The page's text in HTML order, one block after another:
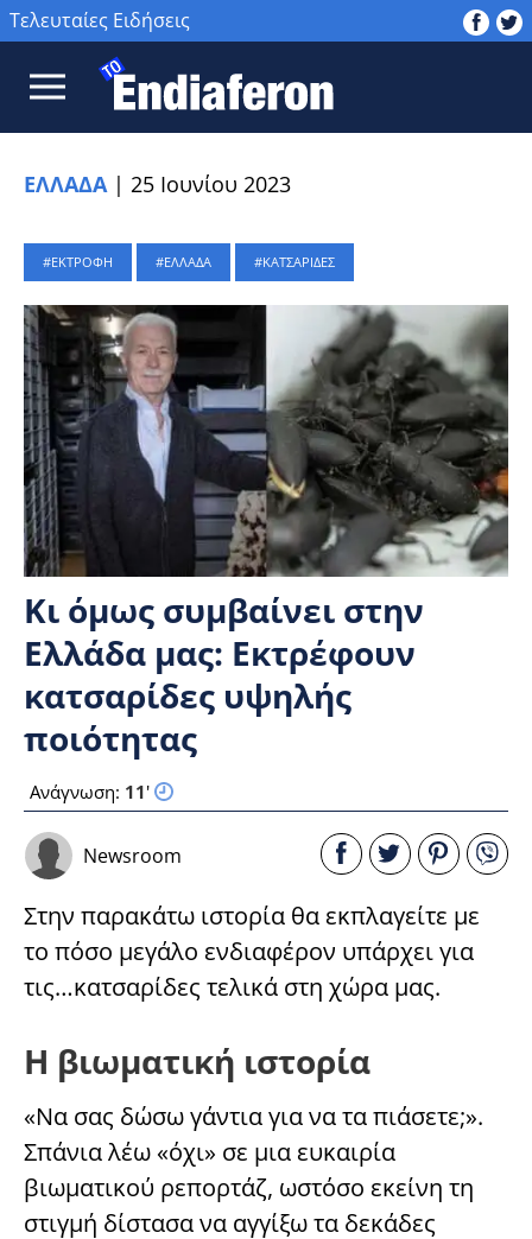
Τελευταίες Ειδήσεις
ΕΛΛΑΔΑ | 25 Ιουνίου 2023
ΕΚΤΡΟΦΗ ΕΛΛΑΔΑ ΚΑΤΣΑΡΙΔΕΣ
Κι όμως συμβαίνει στην
Ελλάδα μας: Εκτρέφουν
κατσαρίδες υψηλής
ποιότητας
Ανάγνωση: 11'
Newsroom
Στην παρακάτω ιστορία θα εκπλαγείτε με
το πόσο μεγάλο ενδιαφέρον υπάρχει για
τις…κατσαρίδες τελικά στη χώρα μας.
Η βιωματική ιστορία
«Να σας δώσω γάντια για να τα πιάσετε;».
Σπάνια λέω «όχι» σε μια ευκαιρία
βιωματικού ρεπορτάζ, ωστόσο εκείνη τη
στιγμή δίστασα να αγγίξω τα δεκάδες